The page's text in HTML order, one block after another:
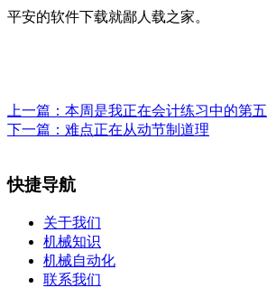
平安的软件下载就鄙人载之家。
上一篇： 本周是我正在会计练习中的第五
下一篇： 难点正在从动节制道理
快捷导航
关于我们
机械知识
机械自动化
联系我们